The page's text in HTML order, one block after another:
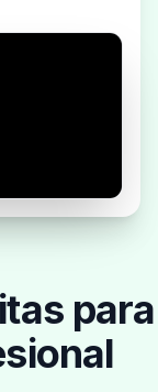
para